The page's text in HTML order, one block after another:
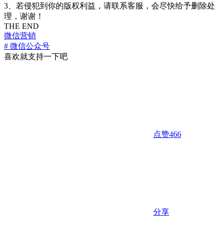
3、若侵犯到你的版权利益，请联系客服，会尽快给予删除处
理，谢谢！
THE END
微信营销
# 微信公众号
喜欢就支持一下吧
点赞466
分享